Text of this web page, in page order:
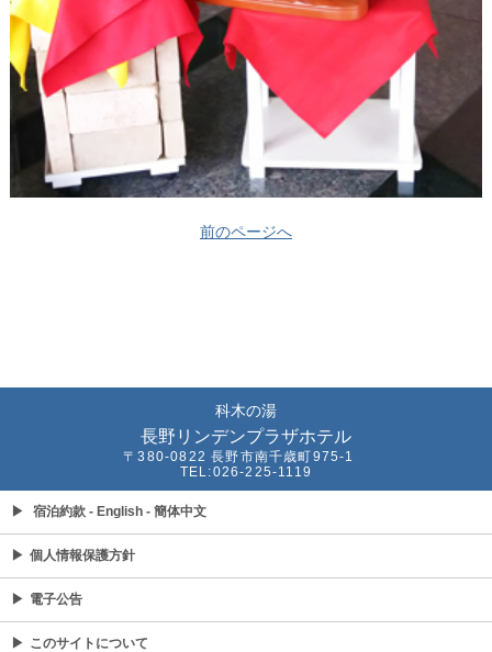
前のページへ
科木の湯
長野リンデンプラザホテル
〒380-0822 長野市南千歳町975-1
TEL:026-225-1119
▶ 宿泊約款 - English - 簡体中文
▶ 個人情報保護方針
▶ 電子公告
▶ このサイトについて